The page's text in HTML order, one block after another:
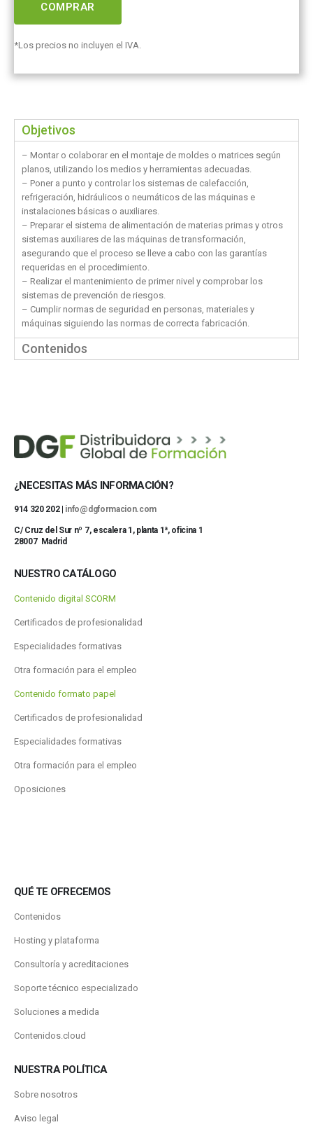
COMPRAR
*Los precios no incluyen el IVA.
Objetivos
– Montar o colaborar en el montaje de moldes o matrices según
planos, utilizando los medios y herramientas adecuadas.
– Poner a punto y controlar los sistemas de calefacción,
refrigeración, hidráulicos o neumáticos de las máquinas e
instalaciones básicas o auxiliares.
– Preparar el sistema de alimentación de materias primas y otros
sistemas auxiliares de las máquinas de transformación,
asegurando que el proceso se lleve a cabo con las garantías
requeridas en el procedimiento.
– Realizar el mantenimiento de primer nivel y comprobar los
sistemas de prevención de riesgos.
– Cumplir normas de seguridad en personas, materiales y
máquinas siguiendo las normas de correcta fabricación.
Contenidos
¿NECESITAS MÁS INFORMACIÓN?
914 320 202 | info@dgformacion.com
C/ Cruz del Sur nº 7, escalera 1, planta 1ª, oficina 1
28007 Madrid
NUESTRO CATÁLOGO
Contenido digital SCORM
Certificados de profesionalidad
Especialidades formativas
Otra formación para el empleo
Contenido formato papel
Certificados de profesionalidad
Especialidades formativas
Otra formación para el empleo
Oposiciones
QUÉ TE OFRECEMOS
Contenidos
Hosting y plataforma
Consultoría y acreditaciones
Soporte técnico especializado
Soluciones a medida
Contenidos.cloud
NUESTRA POLÍTICA
Sobre nosotros
Aviso legal